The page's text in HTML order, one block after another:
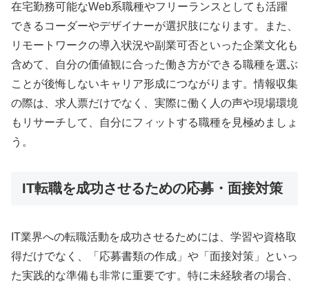
在宅勤務可能なWeb系職種やフリーランスとしても活躍
できるコーダーやデザイナーが選択肢になります。また、
リモートワークの導入状況や副業可否といった企業文化も
含めて、自分の価値観に合った働き方ができる職種を選ぶ
ことが後悔しないキャリア形成につながります。情報収集
の際は、求人票だけでなく、実際に働く人の声や現場環境
もリサーチして、自分にフィットする職種を見極めましょ
う。
IT転職を成功させるための応募・面接対策
IT業界への転職活動を成功させるためには、学習や資格取
得だけでなく、「応募書類の作成」や「面接対策」といっ
た実践的な準備も非常に重要です。特に未経験者の場合、